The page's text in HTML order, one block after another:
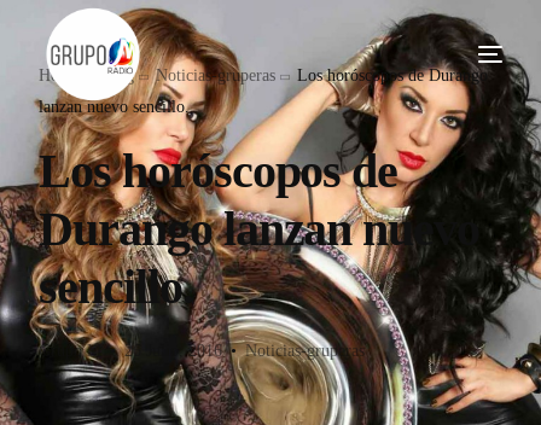
Home Blog Noticias-gruperas
Los horóscopos de Durango
lanzan nuevo sencillo.
Los horóscopos de
Durango lanzan nuevo
sencillo.
Grupo M 26 Julio, 2016 Noticias-gruperas